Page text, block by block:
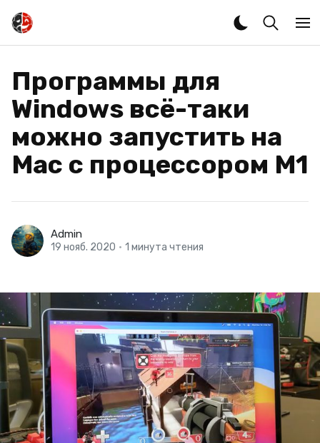
Программы для
Windows всё-таки
можно запустить на
Mac с процессором M1
Admin
19 нояб. 2020 • 1 минута чтения